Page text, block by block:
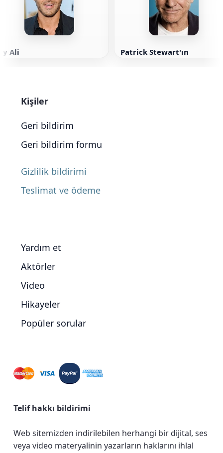
Ali Patrick Stewart'ın
Kişiler
Geri bildirim
Geri bildirim formu
Gizlilik bildirimi
Teslimat ve ödeme
Yardım et
Aktörler
Video
Hikayeler
Popüler sorular
Telif hakkı bildirimi
Web sitemizden indirilebilen herhangi bir dijital, ses
veya video materyalinin yazarların haklarını ihlal